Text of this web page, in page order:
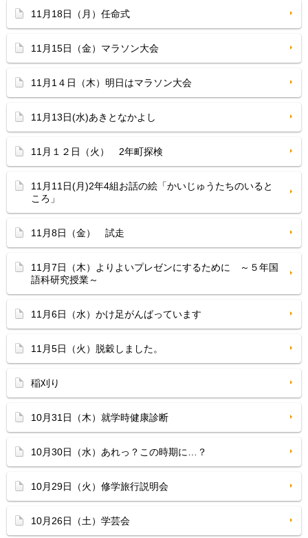
11月18日（月）任命式
11月15日（金）マラソン大会
11月1４日（木）明日はマラソン大会
11月13日(水)あきとなかよし
11月１２日（火） 2年町探検
11月11日(月)2年4組お話の絵「かいじゅうたちのいると
ころ」
11月8日（金） 試走
11月7日（木）よりよいプレゼンにするために ～５年国
語科研究授業～
11月6日（水）かけ足がんばっています
11月5日（火）脱穀しました。
稲刈り
10月31日（木）就学時健康診断
10月30日（水）あれっ？この時期に…？
10月29日（火）修学旅行説明会
10月26日（土）学芸会